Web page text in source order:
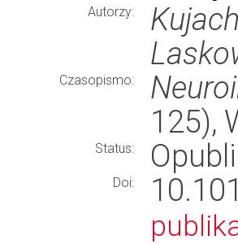
Autorzy:
Czasopismo:
125),
Status:
Doi: